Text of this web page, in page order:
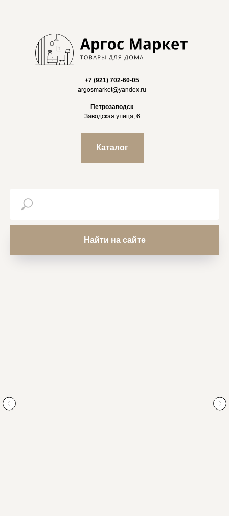
+7 (921) 702-60-05
argosmarket@yandex.ru
Петрозаводск
Заводская улица, 6
Каталог
Найти на сайте